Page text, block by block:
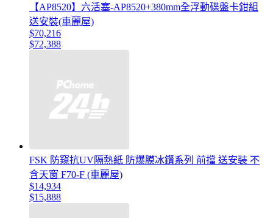
【AP8520】六活塞-AP8520+380mm全浮動碟盤卡鉗組
送安裝(車麗屋)
$70,216
$72,388
FSK 防窺抗UV隔熱紙 防爆膜冰鑽系列 前擋 送安裝 不
含天窗 F70-F (車麗屋)
$14,934
$15,888